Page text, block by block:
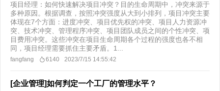
项目经理：如何快速解决项目冲突？目的生命周期中，冲突来源于
多种原因。根据调查，按照冲突强度从大到小排列，项目冲突主要
体现在7个方面：进度冲突、项目优先权的冲突、项目人力资源冲
突、技术冲突、管理程序冲突、项目团队成员之间的个性冲突、项
目费用冲突。这些冲突在项目生命周期各个过程的强度也各不相
同，项目经理需要抓住主要矛盾。1...
fangfang 6140 2023/7/15 14:55:42
[企业管理]如何判定一个工厂的管理水平？